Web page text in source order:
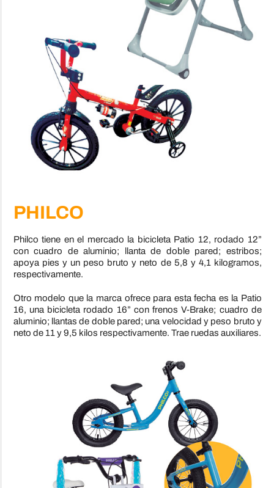
PHILCO
Philco tiene en el mercado la bicicleta Patio 12, rodado 12”
con cuadro de aluminio; llanta de doble pared; estribos;
apoya pies y un peso bruto y neto de 5,8 y 4,1 kilogramos,
respectivamente.
Otro modelo que la marca ofrece para esta fecha es la Patio
16, una bicicleta rodado 16” con frenos V-Brake; cuadro de
aluminio; llantas de doble pared; una velocidad y peso bruto y
neto de 11 y 9,5 kilos respectivamente. Trae ruedas auxiliares.